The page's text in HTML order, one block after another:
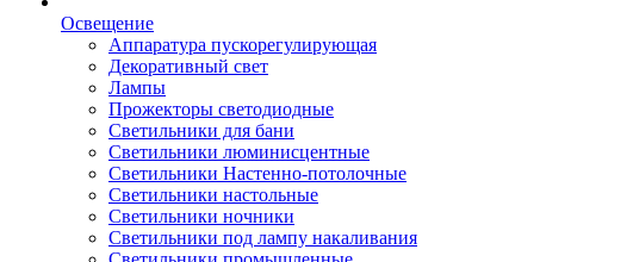
Освещение
Аппаратура пускорегулирующая
Декоративный свет
Лампы
Прожекторы светодиодные
Светильники для бани
Светильники люминисцентные
Светильники Настенно-потолочные
Светильники настольные
Светильники ночники
Светильники под лампу накаливания